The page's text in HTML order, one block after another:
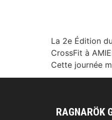
La 2e Édition
CrossFit à
Cette journée
RAGNARÖK